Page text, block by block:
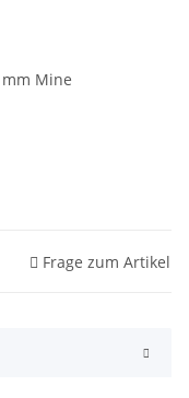
Mine
Frage zum Artikel